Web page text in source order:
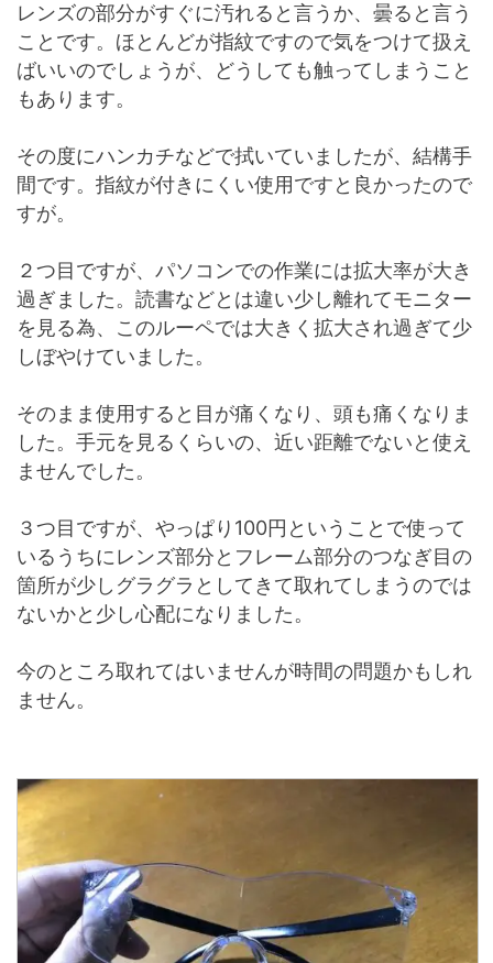
レンズの部分がすぐに汚れると言うか、曇ると言う
ことです。ほとんどが指紋ですので気をつけて扱え
ばいいのでしょうが、どうしても触ってしまうこと
もあります。
その度にハンカチなどで拭いていましたが、結構手
間です。指紋が付きにくい使用ですと良かったので
すが。
２つ目ですが、パソコンでの作業には拡大率が大き
過ぎました。読書などとは違い少し離れてモニター
を見る為、このルーペでは大きく拡大され過ぎて少
しぼやけていました。
そのまま使用すると目が痛くなり、頭も痛くなりま
した。手元を見るくらいの、近い距離でないと使え
ませんでした。
３つ目ですが、やっぱり100円ということで使って
いるうちにレンズ部分とフレーム部分のつなぎ目の
箇所が少しグラグラとしてきて取れてしまうのでは
ないかと少し心配になりました。
今のところ取れてはいませんが時間の問題かもしれ
ません。